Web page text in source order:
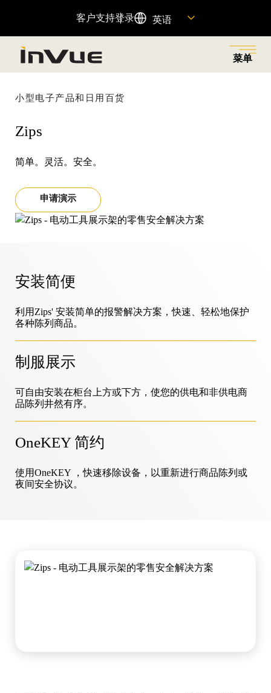
客户支持登录 英语
菜单
返回菜单
解决方案
探索业务解决方案，减少零售盗窃，为正确的人提供权
门禁控制
销售点
互联商店
返回菜单
工业
为各行各业提供创新的安防和商品陈列解决方案，以满
查看全部
DIY与家居装修
大型超市和杂货店
移动运营商
健康与美容
返回菜单
产品
旨在减少零售盗窃、增加销售额和提升客户体验的联网
特色产品
LIVE
MagStand
Zips
商品陈列安全
传感器标签和分离器
返回菜单
公司名称
了解我们的历史、我们的动力、我们的员工以及如何加
可持续性
在InVue工作
业务合作伙伴
企业伙伴关系
返回菜单
资源
查找重要产品信息的快速链接，并访问我们的客户支持
资源中心
博客
说明指南
产品目录
小型电子产品和日用百货
Zips
简单。灵活。安全。
申请演示
安装简便
利用Zips' 安装简单的报警解决方案，快速、轻松地保护
各种陈列商品。
制服展示
可自由安装在柜台上方或下方，使您的供电和非供电商
品陈列井然有序。
OneKEY 简约
使用OneKEY ，快速移除设备，以重新进行商品陈列或
夜间安全协议。